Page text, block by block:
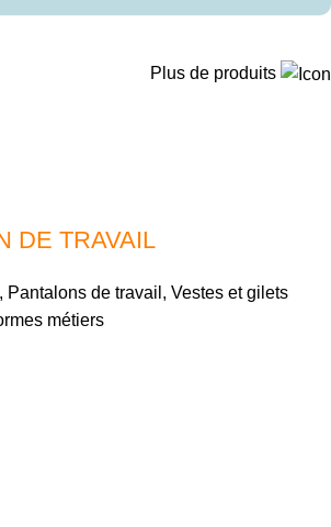
Plus de produits
DE TRAVAIL
, Pantalons de travail , Vestes et gilets
métiers